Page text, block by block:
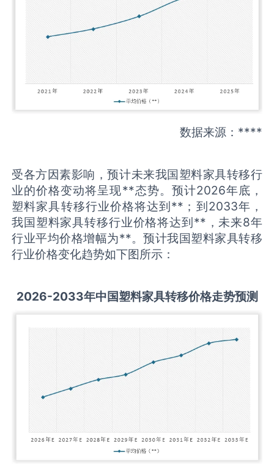
数据来源：****
受各方因素影响，预计未来我国塑料家具转移行
业的价格变动将呈现**态势。预计2026年底，
塑料家具转移行业价格将达到**；到2033年，
我国塑料家具转移行业价格将达到**，未来8年
行业平均价格增幅为**。预计我国塑料家具转移
行业价格变化趋势如下图所示：
2026-2033年中国塑料家具转移价格走势预测